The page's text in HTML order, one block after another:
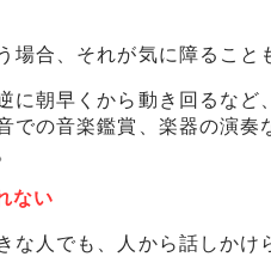
場合、それが気に障ること
に朝早くから動き回るなど
での音楽鑑賞、楽器の演
ない
な人でも、人から話しかけ